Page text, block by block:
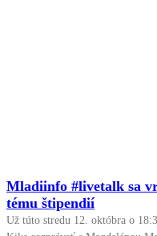
Mladiinfo #livetalk sa
tému štipendií
Už túto stredu 12. októbra o